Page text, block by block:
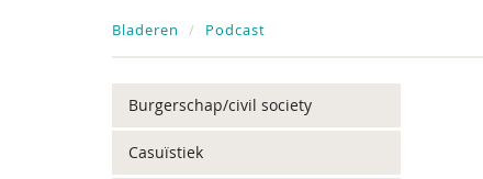
Bladeren Podcast
Burgerschap/civil society
Casuïstiek